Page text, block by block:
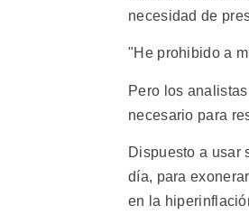
necesidad de
"He prohibido a
Pero los
necesario para
Dispuesto a usar
día, para
en la